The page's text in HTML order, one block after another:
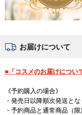
お届けについて
■「コスメのお届けについ
《予約購入の場合》
・発売日以降順次発送とな
・予約商品と通常商品（